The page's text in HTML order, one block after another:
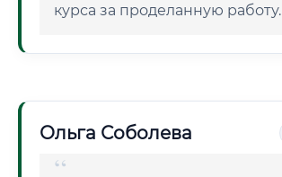
курса за проделанную работу.
Ольга Соболева